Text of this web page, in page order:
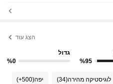
הצג עוד
%95
גדול
%0
לוגיסטיקה מהירה(34) יפה(500+)